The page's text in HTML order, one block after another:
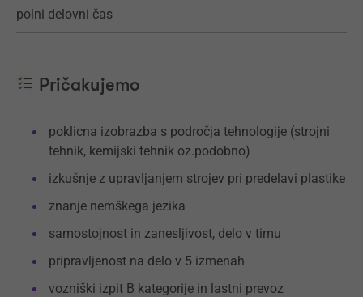
polni delovni čas
Pričakujemo
poklicna izobrazba s področja tehnologije (strojni
tehnik, kemijski tehnik oz.podobno)
izkušnje z upravljanjem strojev pri predelavi plastike
znanje nemškega jezika
samostojnost in zanesljivost, delo v timu
pripravljenost na delo v 5 izmenah
vozniški izpit B kategorije in lastni prevoz